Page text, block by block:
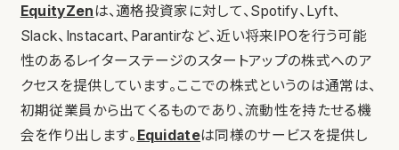
EquityZenは、適格投資家に対して、Spotify、Lyft、
Slack、Instacart、Parantirなど、近い将来IPOを行う可能
性のあるレイターステージのスタートアップの株式へのア
クセスを提供しています。ここでの株式というのは通常は、
初期従業員から出てくるものであり、流動性を持たせる機
会を作り出します。 Equidateは同様のサービスを提供し